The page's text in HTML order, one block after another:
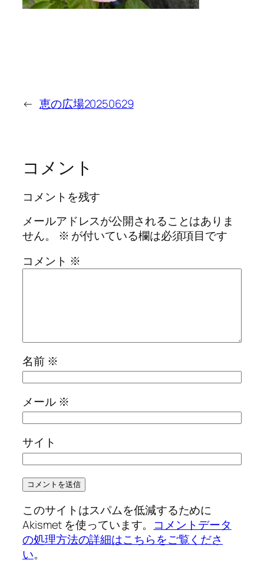
← 恵の広場20250629
コメント
コメントを残す
メールアドレスが公開されることはありま
せん。
※ が付いている欄は必須項目です
コメント ※
名前 ※
メール ※
サイト
このサイトはスパムを低減するために
Akismet を使っています。 コメントデータ
の処理方法の詳細はこちらをご覧くださ
い。